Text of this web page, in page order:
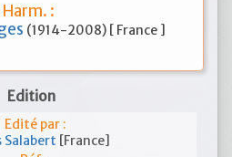
Harm. :
(1914-2008) [ France ]
Edition
Edité par :
Salabert [France]